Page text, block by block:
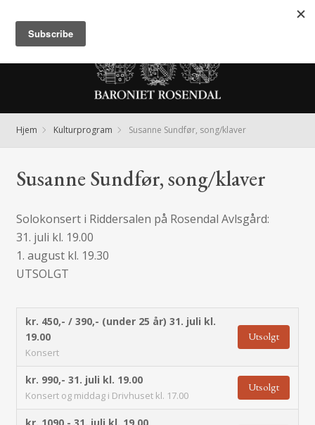
Hjem Kulturprogram Susanne Sundfør, song/klaver
Susanne Sundfør, song/klaver
Solokonsert i Riddersalen på Rosendal Avlsgård:
31. juli kl. 19.00
1. august kl. 19.30
UTSOLGT
kr. 450,- / 390,- (under 25 år) 31. juli kl.
19.00
Konsert
Utsolgt
kr. 990,- 31. juli kl. 19.00
Konsert og middag i Drivhuset kl. 17.00
Utsolgt